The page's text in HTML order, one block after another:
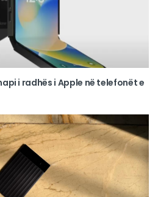
i radhës i Apple në telefonët e